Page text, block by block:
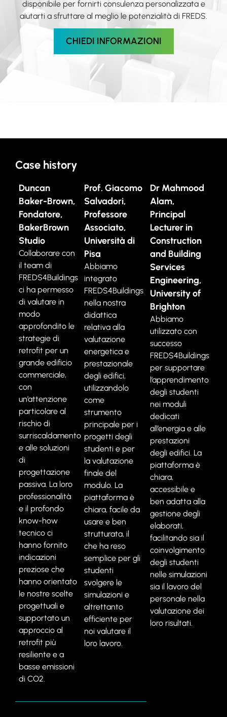
disponibile per fornirti consulenza personalizzata e
aiutarti a sfruttare al meglio le potenzialità di FREDS.
CHIEDI INFORMAZIONI
Case history
Duncan
Baker-Brown,
Fondatore,
BakerBrown
Studio
Collaborare con
il team di
FREDS4Buildings
ci ha permesso
di valutare in
modo
approfondito le
strategie di
retrofit per un
grande edificio
commerciale,
con
un’attenzione
particolare al
rischio di
surriscaldamento
e alle soluzioni
di
progettazione
passiva. La loro
professionalità
e il profondo
know-how
tecnico ci
hanno fornito
indicazioni
preziose che
hanno orientato
le nostre scelte
progettuali e
supportato un
approccio al
retrofit più
resiliente e a
basse emissioni
di CO2.
Prof. Giacomo
Salvadori,
Professore
Associato,
Università di
Pisa
Abbiamo
integrato
FREDS4Buildings
nella nostra
didattica
relativa alla
valutazione
energetica e
prestazionale
degli edifici,
utilizzandolo
come
strumento
principale per i
progetti degli
studenti e per
la valutazione
finale del
modulo. La
piattaforma è
chiara, facile da
usare e ben
strutturata, il
che ha reso
semplice per gli
studenti
svolgere le
simulazioni e
altrettanto
efficiente per
noi valutare il
loro lavoro.
Dr Mahmood
Alam,
Principal
Lecturer in
Construction
and Building
Services
Engineering,
University of
Brighton
Abbiamo
utilizzato con
successo
FREDS4Buildings
per supportare
l’apprendimento
degli studenti
nei moduli
dedicati
all’energia e alle
prestazioni
degli edifici. La
piattaforma è
chiara,
accessibile e
ben adatta alla
gestione degli
elaborati,
facilitando sia il
coinvolgimento
degli studenti
nelle simulazioni
sia il lavoro del
personale nella
valutazione dei
loro risultati.